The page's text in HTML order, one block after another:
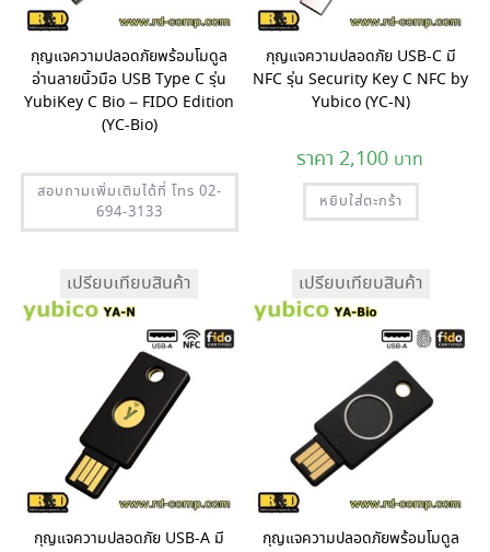
กุญแจความปลอดภัยพร้อมโมดูล
อ่านลายนิ้วมือ USB Type C รุ่น
YubiKey C Bio – FIDO Edition
(YC-Bio)
สอบถามเพิ่มเติมได้ที่ โทร 02-
694-3133
กุญแจความปลอดภัย USB-C มี
NFC รุ่น Security Key C NFC by
Yubico (YC-N)
2,100
หยิบใส่ตะกร้า
เปรียบเทียบสินค้า
กุญแจความปลอดภัย USB-A มี
เปรียบเทียบสินค้า
กุญแจความปลอดภัยพร้อมโมดูล